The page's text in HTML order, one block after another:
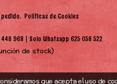
Políticas de Cookies
448 968 |Solo Whatsapp 625 058 522
de stock)
que acepta el uso de